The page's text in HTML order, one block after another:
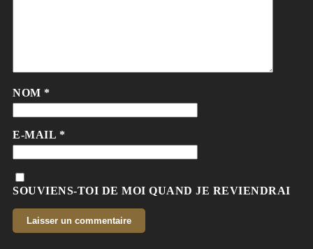
NOM *
E-MAIL *
SOUVIENS-TOI DE MOI QUAND JE REVIENDRAI